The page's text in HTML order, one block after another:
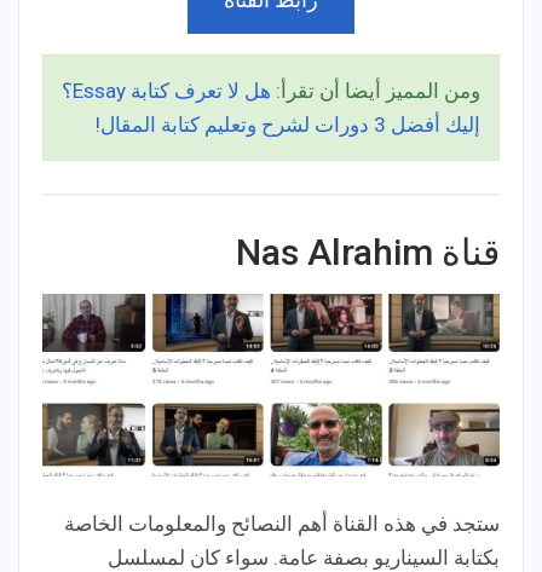
ومن المميز أيضا أن تقرأ:
هل لا تعرف كتابة Essay؟
إليك أفضل 3 دورات لشرح وتعليم كتابة المقال!
قناة Nas Alrahim
ستجد في هذه القناة أهم النصائح والمعلومات الخاصة
بكتابة السيناريو بصفة عامة. سواء كان لمسلسل